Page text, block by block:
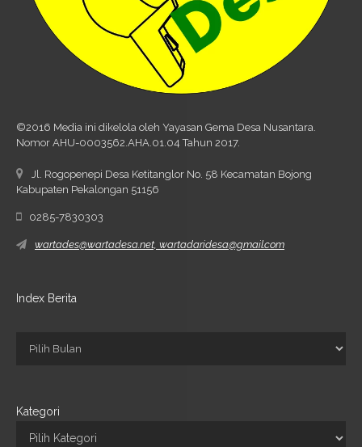
©2016 Media ini dikelola oleh Yayasan Gema Desa Nusantara.
Nomor AHU-0003562.AHA.01.04 Tahun 2017.
Jl. Rogopenepi Desa Ketitanglor No. 58 Kecamatan Bojong
Kabupaten Pekalongan 51156
0285-7830303
wartades@wartadesa.net, wartadaridesa@gmail.com
Index Berita
Kategori